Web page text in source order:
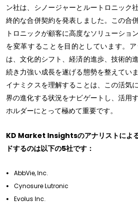
ン社は、シノージャーとルートロニック
終的な合併契約を発表しました。この合
トロニックが顧客に高度なソリューショ
を変革することを目的としています。
は、文化的シフト、経済的進歩、技術的
続き力強い成長を遂げる態勢を整えてい
イナミクスを理解することは、この活気
界の進化する状況をナビゲートし、活用
ホルダーにとって極めて重要です。
KD Market Insightsのアナリストによ
ドするのは以下の5社です：
AbbVie, Inc.
Cynosure Lutronic
Evolus Inc.